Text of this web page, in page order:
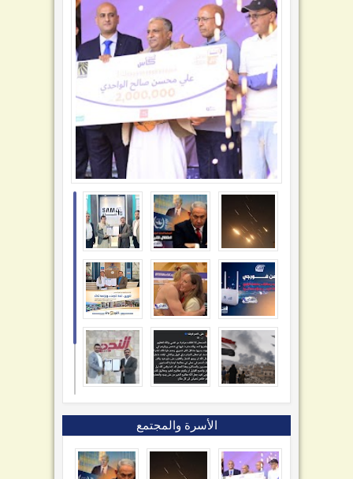
الأسرة والمجتمع